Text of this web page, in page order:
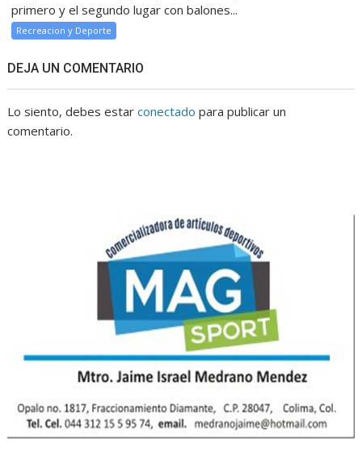
primero y el segundo lugar con balones...
Recreacion y Deporte
DEJA UN COMENTARIO
Lo siento, debes estarconectado para publicar un
comentario.